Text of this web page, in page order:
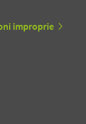
improprie